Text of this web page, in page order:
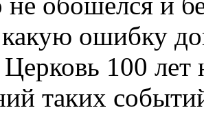
ошибку
100 лет
таких